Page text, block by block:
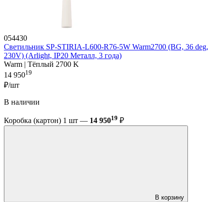
054430
Светильник SP-STIRIA-L600-R76-5W Warm2700 (BG, 36 deg,
230V) (Arlight, IP20 Металл, 3 года)
Warm | Тёплый 2700 K
14 95019
₽/шт
В наличии
Коробка (картон) 1 шт — 14 95019 ₽
В корзину